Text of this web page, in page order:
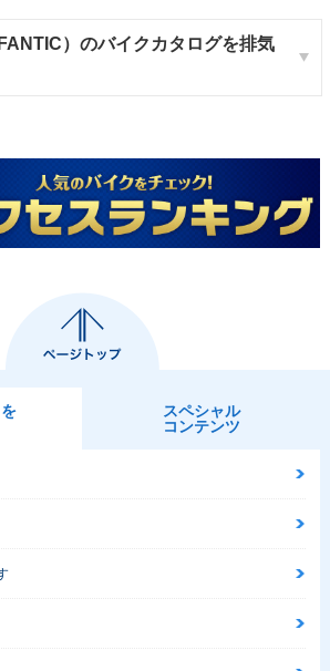
）のバイクカタログを排気
スペシャル
コンテンツ